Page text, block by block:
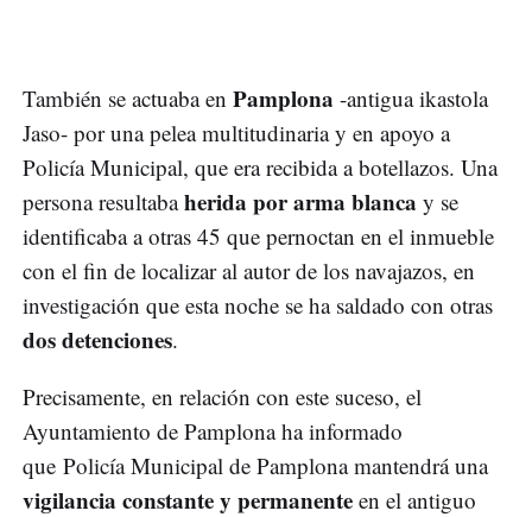
También se actuaba en Pamplona -antigua ikastola
Jaso- por una pelea multitudinaria y en apoyo a
Policía Municipal, que era recibida a botellazos. Una
persona resultabaherida por arma blanca y se
identificaba a otras 45 que pernoctan en el inmueble
con el fin de localizar al autor de los navajazos, en
investigación que esta noche se ha saldado con otras
dos detenciones.
Precisamente, en relación con este suceso, el
Ayuntamiento de Pamplona ha informado
que Policía Municipal de Pamplona mantendrá una
vigilancia constante y permanente en el antiguo